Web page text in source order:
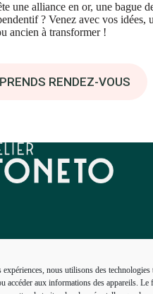
nous utilisons des technologies
accéder aux informations des appareils. Le
une alliance en or, une bague
? Venez avec vos idées,
ancien à transformer !
RENDEZ-VOUS